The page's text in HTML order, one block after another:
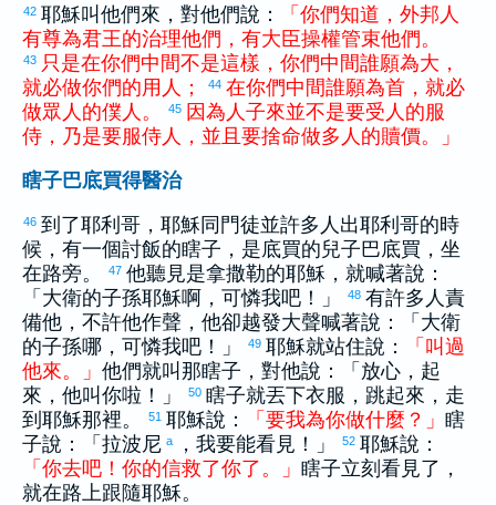
42 耶穌叫他們來，對他們說： 「 你們知道 ， 外邦人
有尊為君王的治理他們 ， 有大臣操權管束他們。
43 只是在你們中間不是這樣 ， 你們中間誰願為大 ，
就必做你們的用人 ； 44 在你們中間誰願為首 ， 就必
做眾人 的僕人 。 45 因為 人子來並不是要受 人 的服
侍 ， 乃是要服侍人 ， 並且 要捨命做多 人 的贖價。
」
瞎子巴底買得醫治
46 到了耶利哥 ，耶穌同門徒並許多人出耶利哥的時
候，有一個討飯的瞎子，是底買的兒子巴底買 ，坐
在路旁。
47 他聽見是拿撒勒的耶穌，就喊著說：
「 大衛的子孫耶穌啊，可憐我吧！」 48 有許多人責
備他，不許他作聲，他卻越發大聲喊著說：「 大衛
的子孫哪，可憐我吧！」
49 耶穌就站住說： 「 叫 過
他來。 」 他們就叫那瞎子，對他說：「放心，起
來，他叫你啦！」
50 瞎子就丟下衣服，跳起來，走
到耶穌那裡。
51 耶穌說： 「 要我為你做什麼 ？ 」 瞎
子說：「拉波尼 a ，我要能看見！」 52 耶穌說：
「 你去吧 ！ 你的信救了你了 。 」 瞎子立刻看見了，
就在路上跟隨耶穌。